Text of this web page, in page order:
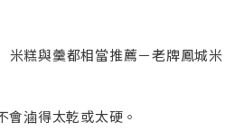
會滷得太乾或太硬。